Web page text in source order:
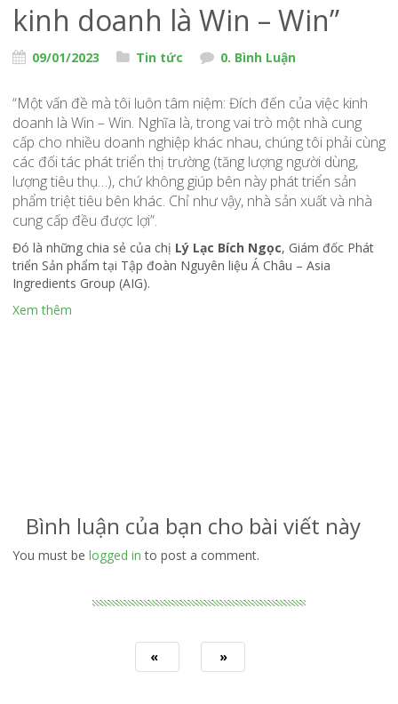
kinh doanh là Win – Win”
09/01/2023 Tin tức 0. Bình Luận
“Một vấn đề mà tôi luôn tâm niệm: Đích đến của việc kinh
doanh là Win – Win. Nghĩa là, trong vai trò một nhà cung
cấp cho nhiều doanh nghiệp khác nhau, chúng tôi phải cùng
các đối tác phát triển thị trường (tăng lượng người dùng,
lượng tiêu thụ…), chứ không giúp bên này phát triển sản
phẩm triệt tiêu bên khác. Chỉ như vậy, nhà sản xuất và nhà
cung cấp đều được lợi”.
Đó là những chia sẻ của chị Lý Lạc Bích Ngọc, Giám đốc Phát
triển Sản phẩm tại Tập đoàn Nguyên liệu Á Châu – Asia
Ingredients Group (AIG).
Xem thêm
Bình luận của bạn cho bài viết này
You must be logged in to post a comment.
« »